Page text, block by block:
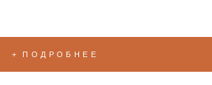
ПОДРОБНЕЕ